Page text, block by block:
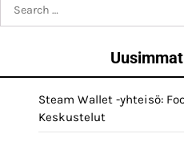
Steam Wallet -yhteisö:
Keskustelut